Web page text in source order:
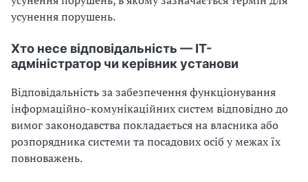
усунення порушень.
Хто несе відповідальність — ІТ-
адміністратор чи керівник установи
Відповідальність за забезпечення функціонування
інформаційно-комунікаційних систем відповідно до
вимог законодавства покладається на власника або
розпорядника системи та посадових осіб у межах їх
повноважень.